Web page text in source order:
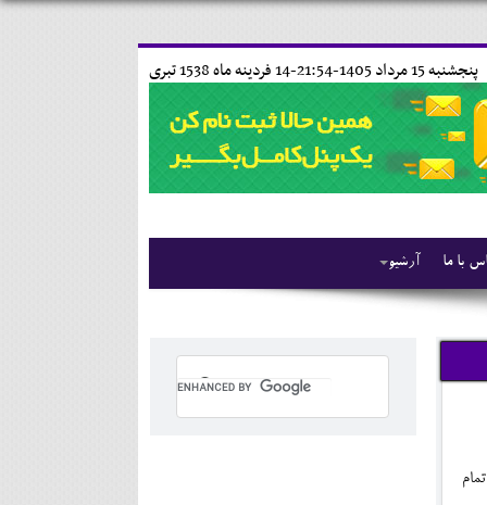
14 فردينه ماه 1538 تبری پنجشنبه 15 مرداد 1405-21:54-
آرشیو با ما